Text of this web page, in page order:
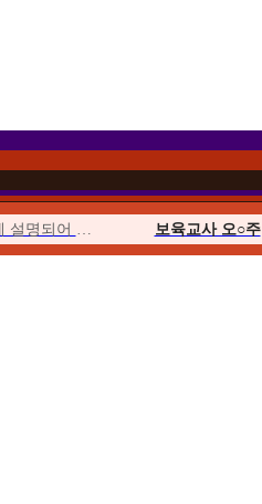
보육교사 오○주
이벤트를 통해 합리적인 가격에 수강할 수 있었고 강의의 질 또한 우수하여...
경영학 이○헌